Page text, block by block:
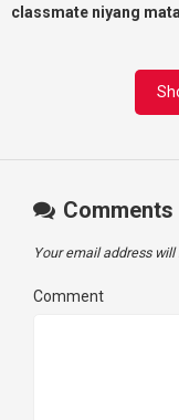
classmate niyang
Comments
Your email address
Comment